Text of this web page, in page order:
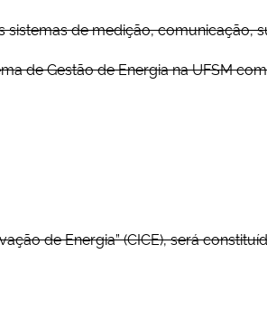
de medição, comunicação,
de Gestão de Energia na UFSM
de Energia” (CICE), será